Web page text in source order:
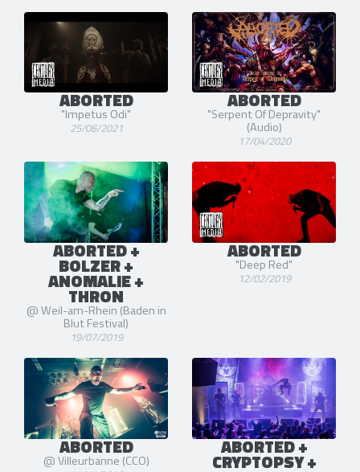
ABORTED
"Impetus Odi"
25/06/2021
ABORTED
"Serpent Of Depravity"
(Audio)
17/04/2020
ABORTED +
BOLZER +
ANOMALIE +
THRON
@ Weil-am-Rhein (Baden in
Blut Festival)
19/07/2019
ABORTED
"Deep Red"
12/02/2019
ABORTED
@ Villeurbanne (CCO)
ABORTED +
CRYPTOPSY +